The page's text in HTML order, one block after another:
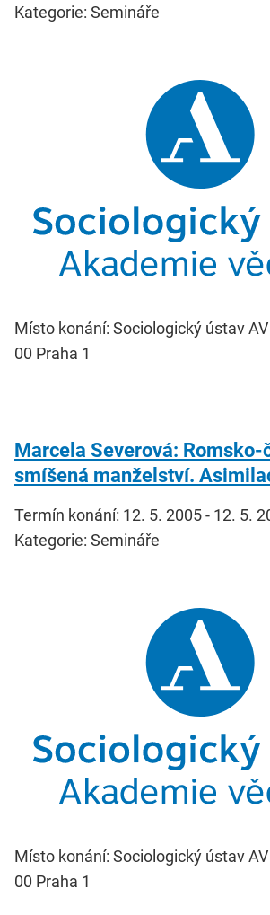
Kategorie: Semináře
Místo konání: Sociologický ústav
00 Praha 1
Marcela Severová: Romsko-
smíšená manželství.
Termín konání: 12. 5. 2005 - 12. 5.
Kategorie: Semináře
Místo konání: Sociologický ústav
00 Praha 1